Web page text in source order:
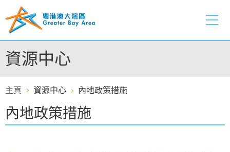
至
容
的
開
資源中心
主頁 資源中心 內地政策措施
內地政策措施